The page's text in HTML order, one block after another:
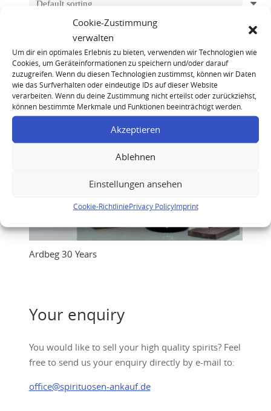
Cookie-Zustimmung
verwalten
Um dir ein optimales Erlebnis zu bieten, verwenden wir Technologien wie
Cookies, um Geräteinformationen zu speichern und/oder darauf
zuzugreifen. Wenn du diesen Technologien zustimmst, können wir Daten
wie das Surfverhalten oder eindeutige IDs auf dieser Website
verarbeiten. Wenn du deine Zustimmung nicht erteilst oder zurückziehst,
können bestimmte Merkmale und Funktionen beeinträchtigt werden.
Akzeptieren
Ablehnen
Einstellungen ansehen
Cookie-RichtliniePrivacy PolicyImprint
Ardbeg 30 Years
Your enquiry
You would like to sell your high quality spirits? Feel
free to send us your enquiry directly by e-mail to:
office@spirituosen-ankauf.de